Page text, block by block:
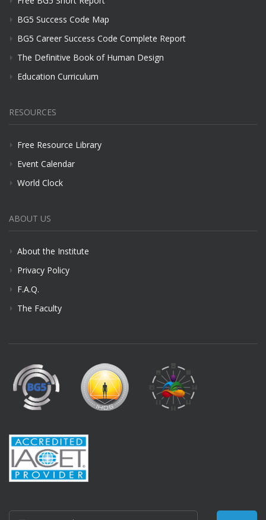
BG5 Success Code Map
BG5 Career Success Code Complete Report
The Definitive Book of Human Design
Education Curriculum
RESOURCES
Free Resource Library
Event Calendar
World Clock
ABOUT US
About the Institute
Privacy Policy
F.A.Q.
The Faculty